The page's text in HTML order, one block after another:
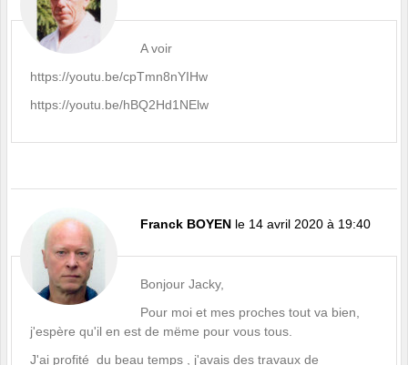
A voir
https://youtu.be/cpTmn8nYIHw
https://youtu.be/hBQ2Hd1NElw
Franck BOYEN le 14 avril 2020 à 19:40
Bonjour Jacky,
Pour moi et mes proches tout va bien,
j'espère qu'il en est de mëme pour vous tous.
J'ai profité du beau temps , j'avais des travaux de